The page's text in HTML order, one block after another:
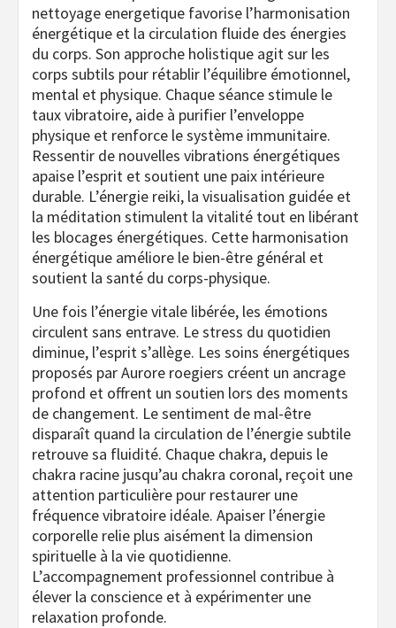
nettoyage energetique favorise l’harmonisation
énergétique et la circulation fluide des énergies
du corps. Son approche holistique agit sur les
corps subtils pour rétablir l’équilibre émotionnel,
mental et physique. Chaque séance stimule le
taux vibratoire, aide à purifier l’enveloppe
physique et renforce le système immunitaire.
Ressentir de nouvelles vibrations énergétiques
apaise l’esprit et soutient une paix intérieure
durable. L’énergie reiki, la visualisation guidée et
la méditation stimulent la vitalité tout en libérant
les blocages énergétiques. Cette harmonisation
énergétique améliore le bien-être général et
soutient la santé du corps-physique.
Une fois l’énergie vitale libérée, les émotions
circulent sans entrave. Le stress du quotidien
diminue, l’esprit s’allège. Les soins énergétiques
proposés par Aurore roegiers créent un ancrage
profond et offrent un soutien lors des moments
de changement. Le sentiment de mal-être
disparaît quand la circulation de l’énergie subtile
retrouve sa fluidité. Chaque chakra, depuis le
chakra racine jusqu’au chakra coronal, reçoit une
attention particulière pour restaurer une
fréquence vibratoire idéale. Apaiser l’énergie
corporelle relie plus aisément la dimension
spirituelle à la vie quotidienne.
L’accompagnement professionnel contribue à
élever la conscience et à expérimenter une
relaxation profonde.